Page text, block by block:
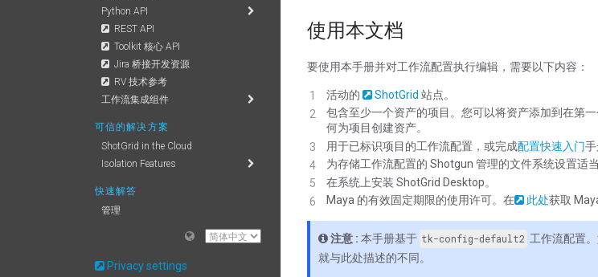
Python API
REST API
Toolkit 核心 API
Jira 桥接开发资源
RV 技术参考
工作流集成组件
可信的解决方案
ShotGrid in the Cloud
Isolation Features
快速解答
管理
视频
Privacy settings
使用本文档
要使用本手册并对工作流配置执行编辑，需要以下内容：
活动的 ShotGrid 站点。
包含至少一个资产的项目。您可以将资产添加到在第
何为项目创建资产。
用于已标识项目的工作流配置，或完成配置快速入门
为存储工作流配置的 Shotgun 管理的文件系统设置适
在系统上安装 ShotGrid Desktop。
Maya 的有效固定期限的使用许可。在
此处获取
注意 : 本手册基于 tk-config-default2 工作流配置
就与此处描述的不同。